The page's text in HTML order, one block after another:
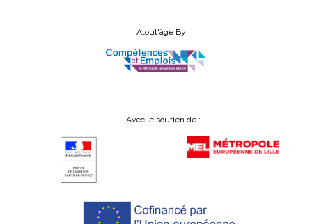
Atout'âge By :
Avec le soutien de :